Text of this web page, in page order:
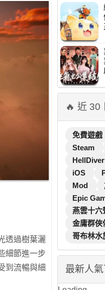
透過樹葉灑
細節進一步
到流暢與細
🔥 近 30
免費遊戲
Steam
iOS
Mod
Epic
燕雲十六
金庸群俠
哥布林水
最新人